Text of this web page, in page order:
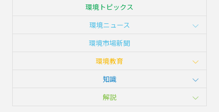
環境トピックス
環境ニュース
環境市場新聞
環境教育
知識
解説